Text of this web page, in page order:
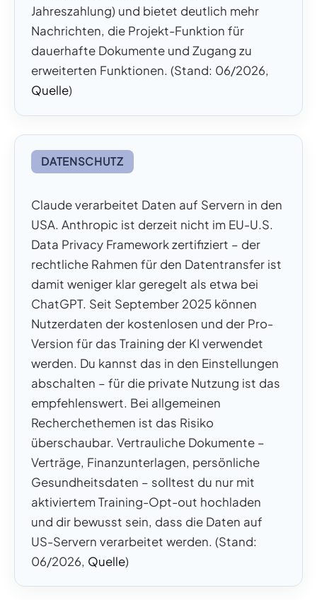
Jahreszahlung) und bietet deutlich mehr
Nachrichten, die Projekt-Funktion für
dauerhafte Dokumente und Zugang zu
erweiterten Funktionen. (Stand: 06/2026,
Quelle)
DATENSCHUTZ
Claude verarbeitet Daten auf Servern in den
USA. Anthropic ist derzeit nicht im EU-U.S.
Data Privacy Framework zertifiziert – der
rechtliche Rahmen für den Datentransfer ist
damit weniger klar geregelt als etwa bei
ChatGPT. Seit September 2025 können
Nutzerdaten der kostenlosen und der Pro-
Version für das Training der KI verwendet
werden. Du kannst das in den Einstellungen
abschalten – für die private Nutzung ist das
empfehlenswert. Bei allgemeinen
Recherchethemen ist das Risiko
überschaubar. Vertrauliche Dokumente –
Verträge, Finanzunterlagen, persönliche
Gesundheitsdaten – solltest du nur mit
aktiviertem Training-Opt-out hochladen
und dir bewusst sein, dass die Daten auf
US-Servern verarbeitet werden. (Stand:
06/2026, Quelle)